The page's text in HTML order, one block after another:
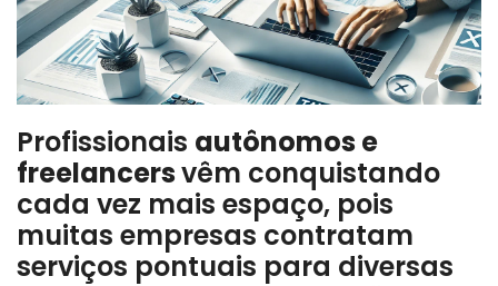
Profissionais autônomos e
freelancersvêm conquistando
cada vez mais espaço, pois
muitas empresas contratam
serviços pontuais para diversas